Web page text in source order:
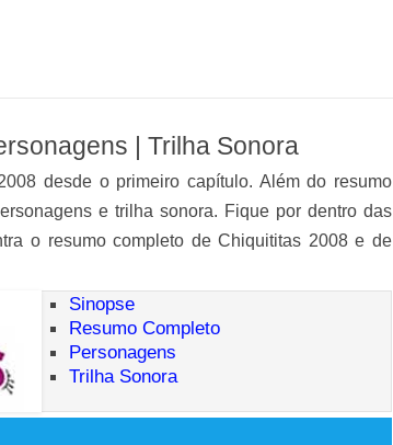
| Trilha Sonora
desde o primeiro capítulo. Além do resumo
e trilha sonora. Fique por dentro das
o resumo completo de Chiquititas 2008 e de
Sinopse
Resumo Completo
Personagens
Trilha Sonora